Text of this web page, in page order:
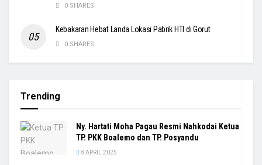
0 SHARES
Kebakaran Hebat Landa Lokasi Pabrik HTI di Gorut
0 SHARES
Trending
Ny. Hartati Moha Pagau Resmi Nahkodai Ketua
TP. PKK Boalemo dan TP. Posyandu
8 APRIL 2025